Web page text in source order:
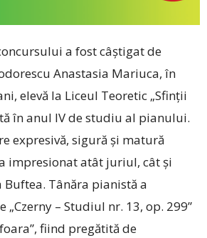
a fost câștigat de
Anastasia ­Mariuca, în
elevă la Liceul Teoretic „Sfinții
în anul IV de studiu al pianului.
expresivă, sigură și matură
impresionat atât juriul, cât și
Tânăra pianistă a
– Studiul nr. 13, op. 299”
fiind pregătită de